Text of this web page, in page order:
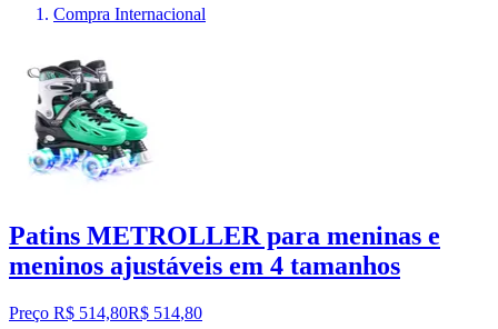
Compra Internacional
Patins METROLLER para meninas e
meninos ajustáveis em 4 tamanhos
Preço R$ 514,80R$ 514,80